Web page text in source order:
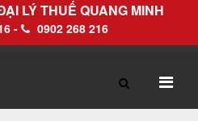
LÝ THUẾ QUANG MINH
- 0902 268 216